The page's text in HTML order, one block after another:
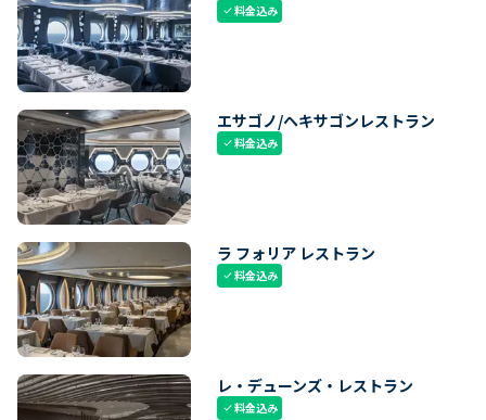
check料金込み
エサゴノ/ヘキサゴンレストラン
check料金込み
ラ フォリア レストラン
check料金込み
レ・デューンズ・レストラン
check料金込み